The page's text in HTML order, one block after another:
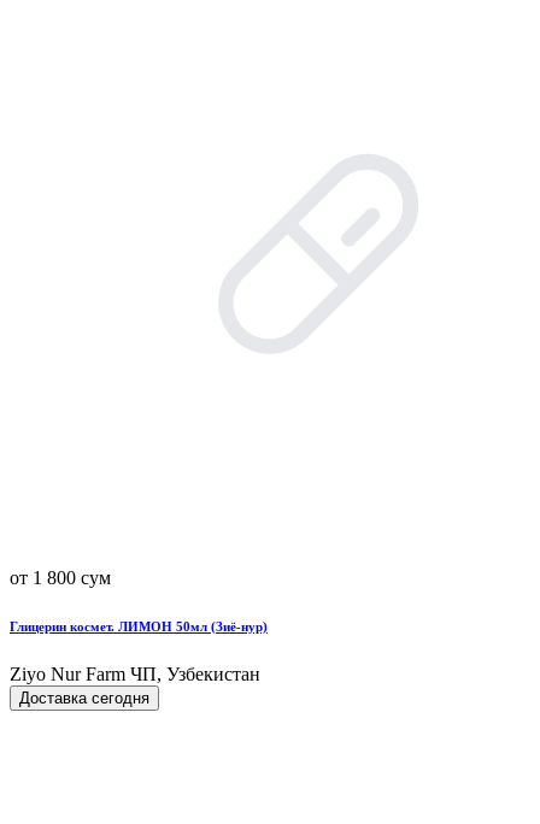
от 1 800 сум
Глицерин космет. ЛИМОН 50мл (Зиё-нур)
Ziyo Nur Farm ЧП, Узбекистан
Доставка сегодня